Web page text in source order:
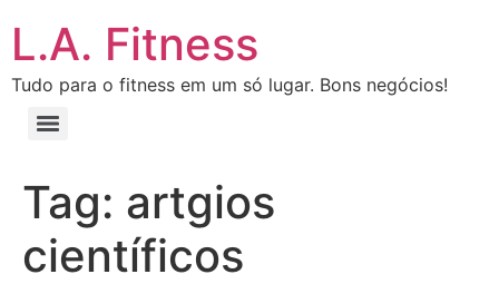
L.A. Fitness
Tudo para o fitness em um só lugar. Bons negócios!
Tag: artgios
científicos